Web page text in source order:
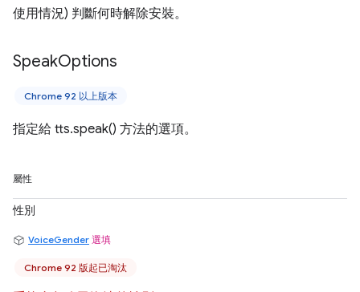
使用情況) 判斷何時解除安裝。
SpeakOptions
Chrome 92 以上版本
指定給 tts.speak() 方法的選項。
屬性
性別
VoiceGender 選填
Chrome 92 版起已淘汰